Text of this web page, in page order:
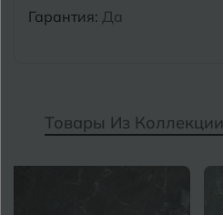
Гарантия: Да
Товары Из Коллекции